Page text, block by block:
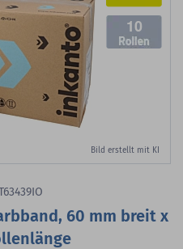
10
Bild erstellt mit KI
60 mm breit x